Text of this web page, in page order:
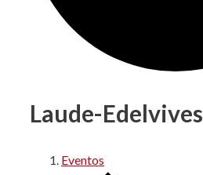
Laude-Edelvives
Eventos